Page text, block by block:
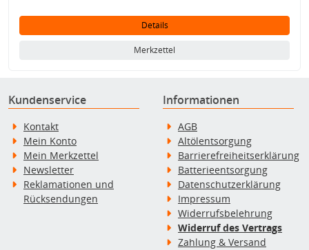
Details
Merkzettel
Kundenservice
Kontakt
Mein Konto
Mein Merkzettel
Newsletter
Reklamationen und
Rücksendungen
Informationen
AGB
Altölentsorgung
Barrierefreiheitserklärung
Batterieentsorgung
Datenschutzerklärung
Impressum
Widerrufsbelehrung
Widerruf des Vertrags
Zahlung & Versand